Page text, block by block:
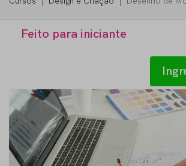
Feito para iniciante